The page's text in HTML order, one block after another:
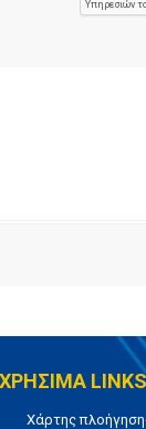
ΧΡΗΣΙΜΑ LINKS
Χάρτης